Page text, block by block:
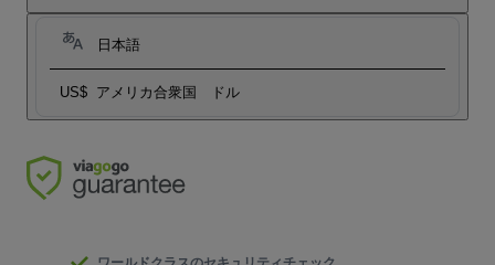
日本語
US$ アメリカ合衆国 ドル